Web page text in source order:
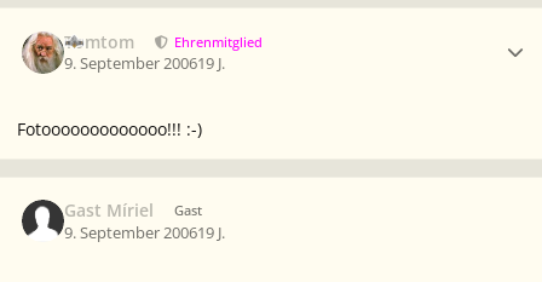
Tomtom Ehrenmitglied
9. September 200619 J.
Fotooooooooooooo!!! :-)
Gast Míriel Gast
9. September 200619 J.